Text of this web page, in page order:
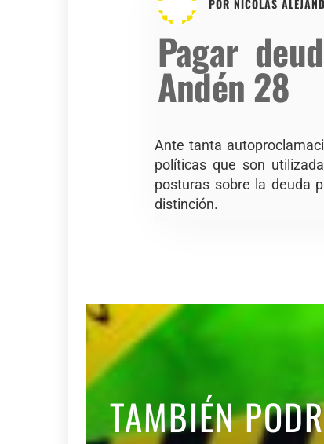
POR NICOLAS
Pagar
Andén 28
Ante tanta
políticas que son
posturas sobre la deuda
distinción.
TAMBIÉN